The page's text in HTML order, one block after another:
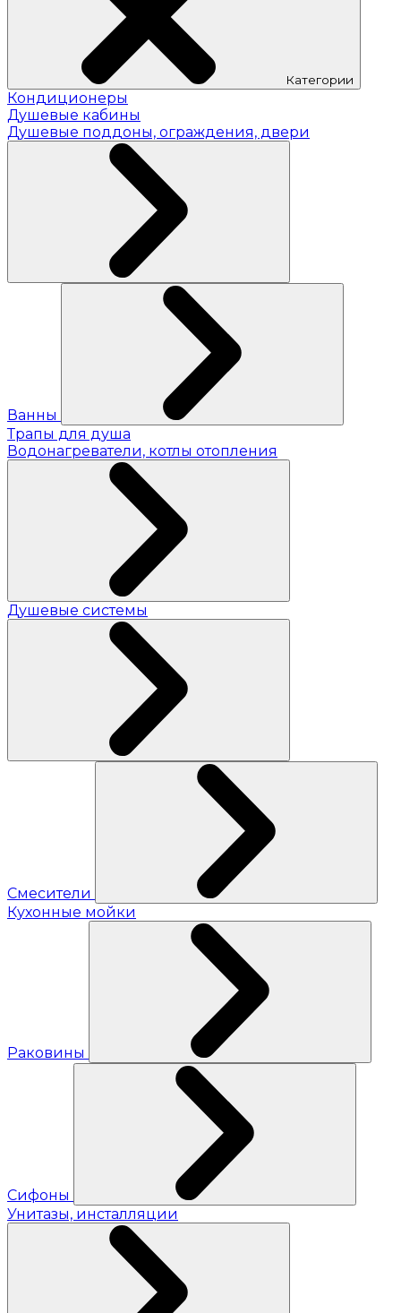
Категории
Кондиционеры
Душевые кабины
Душевые поддоны, ограждения, двери
Ванны
Трапы для душа
Водонагреватели, котлы отопления
Душевые системы
Смесители
Кухонные мойки
Раковины
Сифоны
Унитазы, инсталляции